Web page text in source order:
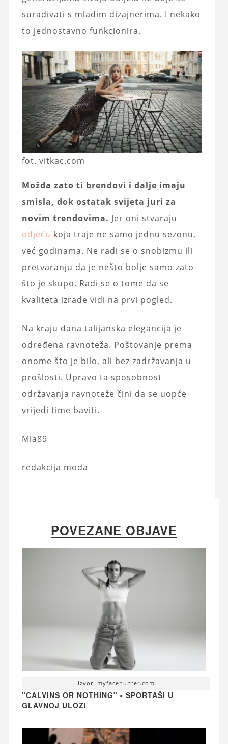
surađivati s mladim dizajnerima. I nekako
to jednostavno funkcionira.
fot. vitkac.com
Možda zato ti brendovi i dalje imaju
smisla, dok ostatak svijeta juri za
novim trendovima. Jer oni stvaraju
odjeću koja traje ne samo jednu sezonu,
već godinama. Ne radi se o snobizmu ili
pretvaranju da je nešto bolje samo zato
što je skupo. Radi se o tome da se
kvaliteta izrade vidi na prvi pogled.
Na kraju dana talijanska elegancija je
određena ravnoteža. Poštovanje prema
onome što je bilo, ali bez zadržavanja u
prošlosti. Upravo ta sposobnost
održavanja ravnoteže čini da se uopće
vrijedi time baviti.
Mia89
redakcija moda
POVEZANE OBJAVE
izvor: myfacehunter.com
"CALVINS OR NOTHING" - SPORTAŠI U
GLAVNOJ ULOZI